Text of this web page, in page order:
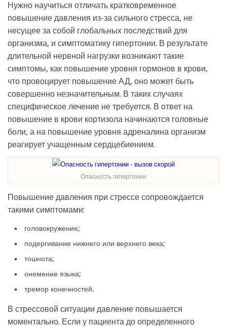
Нужно научиться отличать кратковременное
повышение давления из-за сильного стресса, не
несущее за собой глобальных последствий для
организма, и симптоматику гипертонии. В результате
длительной нервной нагрузки возникают такие
симптомы, как повышение уровня гормонов в крови,
что провоцирует повышение АД, оно может быть
совершенно незначительным. В таких случаях
специфическое лечение не требуется. В ответ на
повышение в крови кортизола начинаются головные
боли, а на повышение уровня адреналина организм
реагирует учащенным сердцебиением.
Опасность гипертонии
Повышение давления при стрессе сопровождается
такими симптомами:
головокружение;
подергивание нижнего или верхнего века;
тошнота;
онемение языка;
тремор конечностей.
В стрессовой ситуации давление повышается
моментально. Если у пациента до определенного